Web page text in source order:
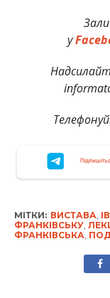
у
МІТКИ: ВИСТАВА,
ФРАНКІВСЬКУ,
ФРАНКІВСЬКА,